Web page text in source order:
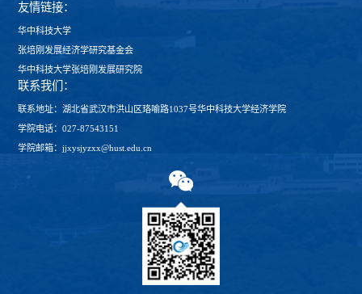
友情链接：
华中科技大学
张培刚发展经济学研究基金会
华中科技大学张培刚发展研究院
联系我们：
联系地址：湖北省武汉市洪山区珞喻路1037号华中科技大学经济学院
学院电话：027-87543151
学院邮箱：jjxysjyzxx@hust.edu.cn